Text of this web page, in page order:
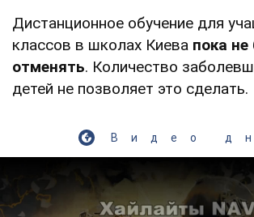
Дистанционное обучение для
классов в школах Киева пока не
отменять. Количество
детей не позволяет это сделать.
Видео